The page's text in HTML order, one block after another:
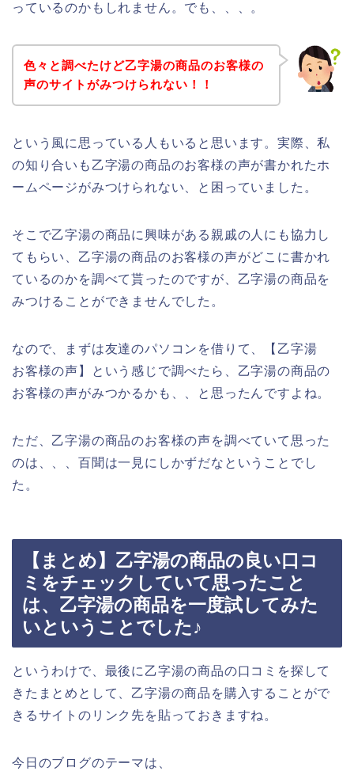
っているのかもしれません。でも、、、。
色々と調べたけど乙字湯の商品のお客様の
声のサイトがみつけられない！！
という風に思っている人もいると思います。実際、私
の知り合いも乙字湯の商品のお客様の声が書かれたホ
ームページがみつけられない、と困っていました。
そこで乙字湯の商品に興味がある親戚の人にも協力し
てもらい、乙字湯の商品のお客様の声がどこに書かれ
ているのかを調べて貰ったのですが、乙字湯の商品を
みつけることができませんでした。
なので、まずは友達のパソコンを借りて、【乙字湯
お客様の声】という感じで調べたら、乙字湯の商品の
お客様の声がみつかるかも、、と思ったんですよね。
ただ、乙字湯の商品のお客様の声を調べていて思った
のは、、、百聞は一見にしかずだなということでし
た。
【まとめ】乙字湯の商品の良い口コ
ミをチェックしていて思ったこと
は、乙字湯の商品を一度試してみた
いということでした♪
というわけで、最後に乙字湯の商品の口コミを探して
きたまとめとして、乙字湯の商品を購入することがで
きるサイトのリンク先を貼っておきますね。
今日のブログのテーマは、